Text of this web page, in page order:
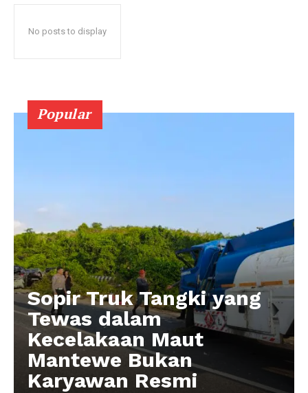
No posts to display
Popular
Sopir Truk Tangki yang
Tewas dalam
Kecelakaan Maut
Mantewe Bukan
Karyawan Resmi